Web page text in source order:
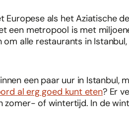
Europese als het Aziatische
een metropool is met
om alle restaurants in
een paar uur in Istanbul,
al erg goed kunt eten? Er
zomer- of wintertijd. In de